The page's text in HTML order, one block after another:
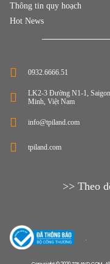
Thông tin quy hoạch
Hot News
0932.6666.51
LK2-3 Đường N1-1,
Minh, Việt Nam
info@tpiland.com
tpiland.com
>> Theo